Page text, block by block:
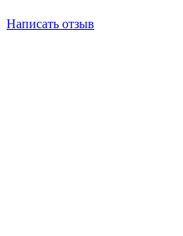
Написать отзыв